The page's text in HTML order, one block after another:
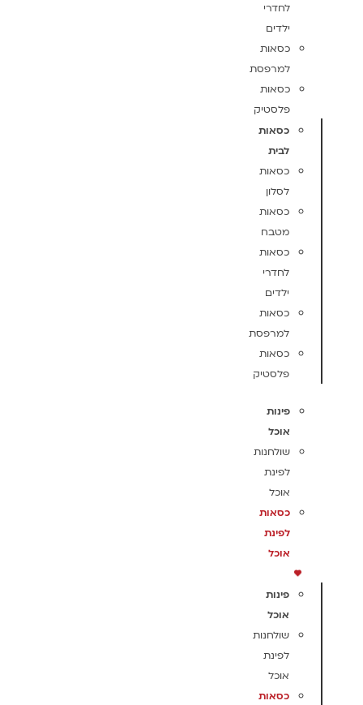
לחדרי
ילדים
כסאות
למרפסת
כסאות
פלסטיק
כסאות
לבית
כסאות
לסלון
כסאות
מטבח
כסאות
לחדרי
ילדים
כסאות
למרפסת
כסאות
פלסטיק
פינות
אוכל
שולחנות
לפינת
אוכל
כסאות
לפינת
אוכל
פינות
אוכל
שולחנות
לפינת
אוכל
כסאות